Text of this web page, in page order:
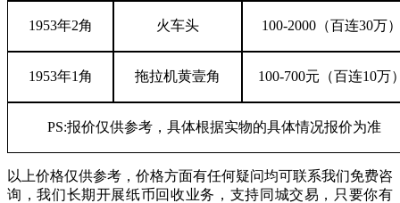
1953年2角 火车头 100-2000（百连30万
1953年1角 拖拉机黄壹角 100-700元（百连10万
PS:报价仅供参考，具体根据实物的具体情况报价为准
以上价格仅供参考，价格方面有任何疑问均可联系我们免费咨
询，我们长期开展纸币回收业务，支持同城交易，只要你有